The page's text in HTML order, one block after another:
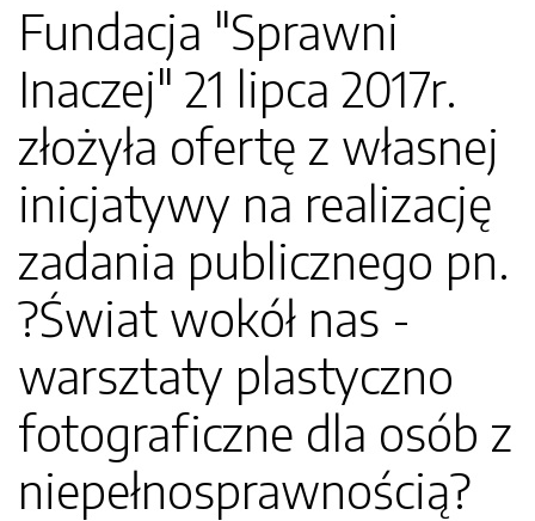
Fundacja "Sprawni
Inaczej" 21 lipca 2017r.
złożyła ofertę z własnej
inicjatywy na realizację
zadania publicznego pn.
?Świat wokół nas -
warsztaty plastyczno
fotograficzne dla osób z
niepełnosprawnością?